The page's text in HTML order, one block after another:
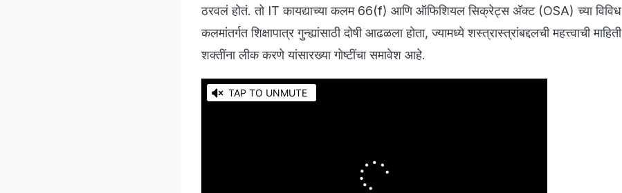
ठरवलं होतं. तो IT कायद्याच्या कलम 66(f) आणि ऑफिशियल सिक्रेट्स अ‍ॅक्ट (OSA) च्या विविध
कलमांतर्गत शिक्षापात्र गुन्ह्यांसाठी दोषी आढळला होता, ज्यामध्ये शस्त्रास्त्रांबद्दलची महत्त्वाची
शक्तींना लीक करणे यांसारख्या गोष्टींचा समावेश आहे.